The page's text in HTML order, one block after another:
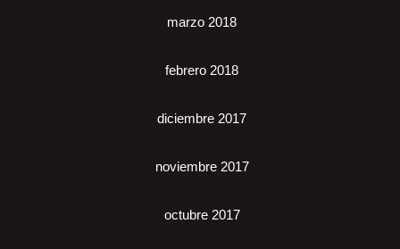
marzo 2018
febrero 2018
diciembre 2017
noviembre 2017
octubre 2017